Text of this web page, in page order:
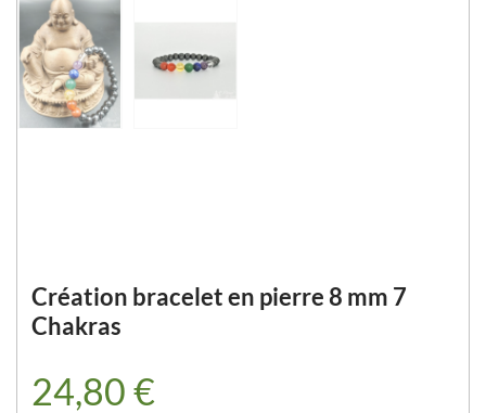
Création bracelet en pierre 8 mm 7
Chakras
24,80 €